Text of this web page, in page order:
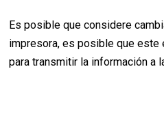
Es posible que considere
impresora, es posible que este
para transmitir la información a